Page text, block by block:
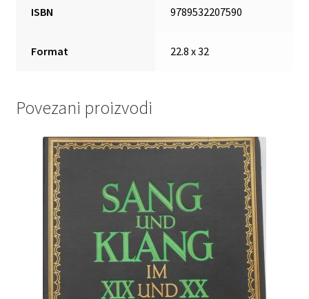
ISBN 9789532207590
Format 22.8 x 32
Povezani proizvodi